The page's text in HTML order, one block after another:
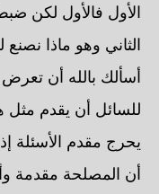
الأول فالأول لكن
الثاني وهو ماذا
أسألك بالله أن تعرض
للسائل أن يقدم مثل
يحرج مقدم الأسئلة
أن المصلحة مقدمة